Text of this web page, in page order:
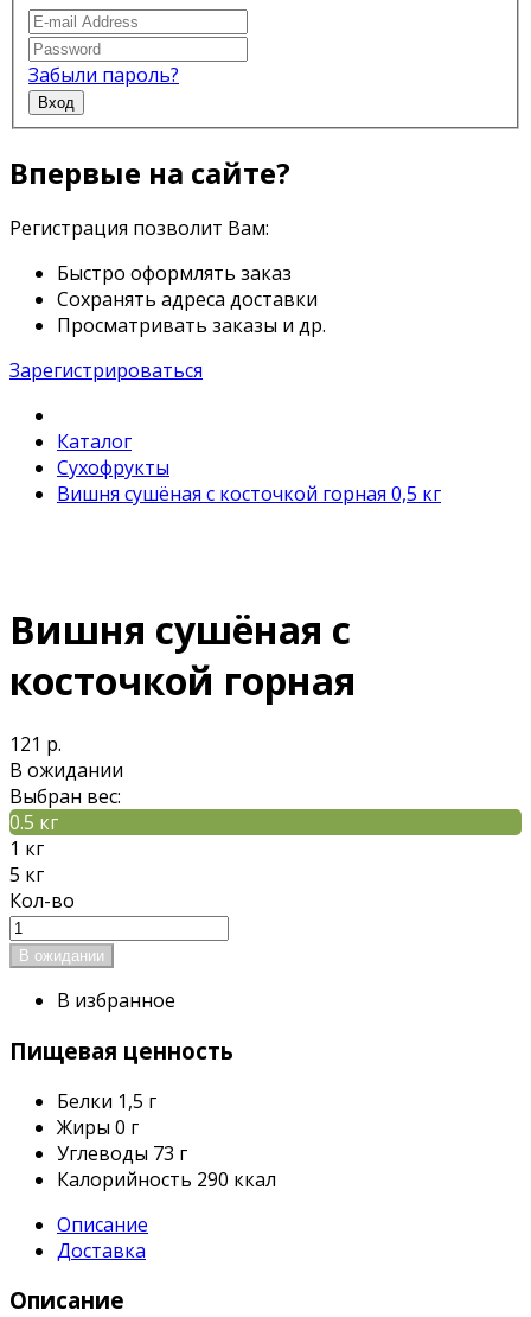
Забыли пароль?
Вход
Впервые на сайте?
Регистрация позволит Вам:
Быстро оформлять заказ
Сохранять адреса доставки
Просматривать заказы и др.
Зарегистрироваться
Каталог
Сухофрукты
Вишня сушёная с косточкой горная 0,5 кг
Вишня сушёная с
косточкой горная
121 р.
В ожидании
Выбран вес:
0.5 кг
1 кг
5 кг
Кол-во
В избранное
Пищевая ценность
Белки 1,5 г
Жиры 0 г
Углеводы 73 г
Калорийность 290 ккал
Описание
Доставка
Описание